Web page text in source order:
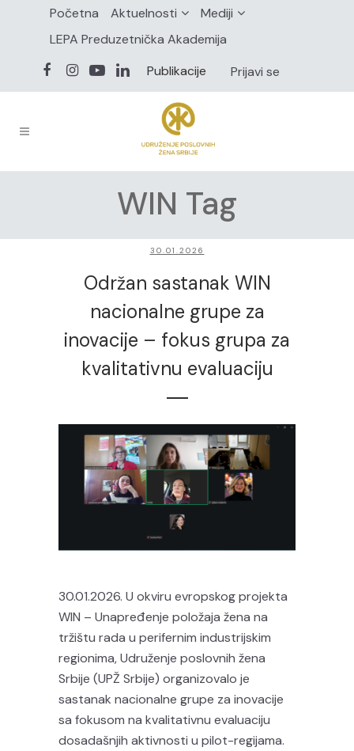
Početna Aktuelnosti
Mediji
LEPA Preduzetnička Akademija
Publikacije
Prijavi se
WIN Tag
30.01.2026
Održan sastanak WIN
nacionalne grupe za
inovacije – fokus grupa za
kvalitativnu evaluaciju
30.01.2026. U okviru evropskog projekta
WIN – Unapređenje položaja žena na
tržištu rada u perifernim industrijskim
regionima, Udruženje poslovnih žena
Srbije (UPŽ Srbije) organizovalo je
sastanak nacionalne grupe za inovacije
sa fokusom na kvalitativnu evaluaciju
dosadašnjih aktivnosti u pilot-regijama.